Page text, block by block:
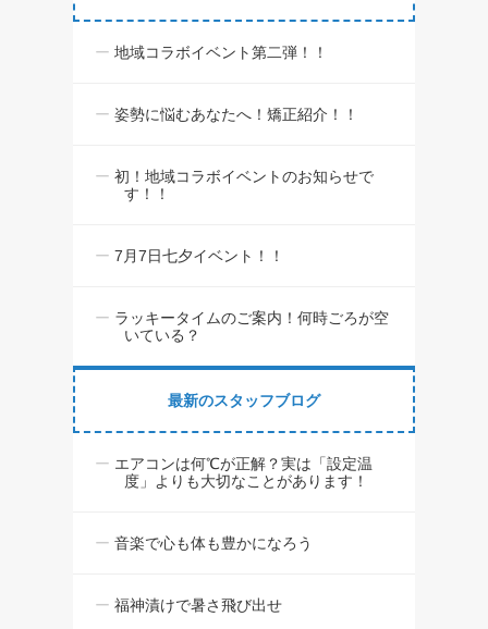
地域コラボイベント第二弾！！
姿勢に悩むあなたへ！矯正紹介！！
初！地域コラボイベントのお知らせで
す！！
7月7日七夕イベント！！
ラッキータイムのご案内！何時ごろが空
いている？
最新のスタッフブログ
エアコンは何℃が正解？実は「設定温
度」よりも大切なことがあります！
音楽で心も体も豊かになろう
福神漬けで暑さ飛び出せ